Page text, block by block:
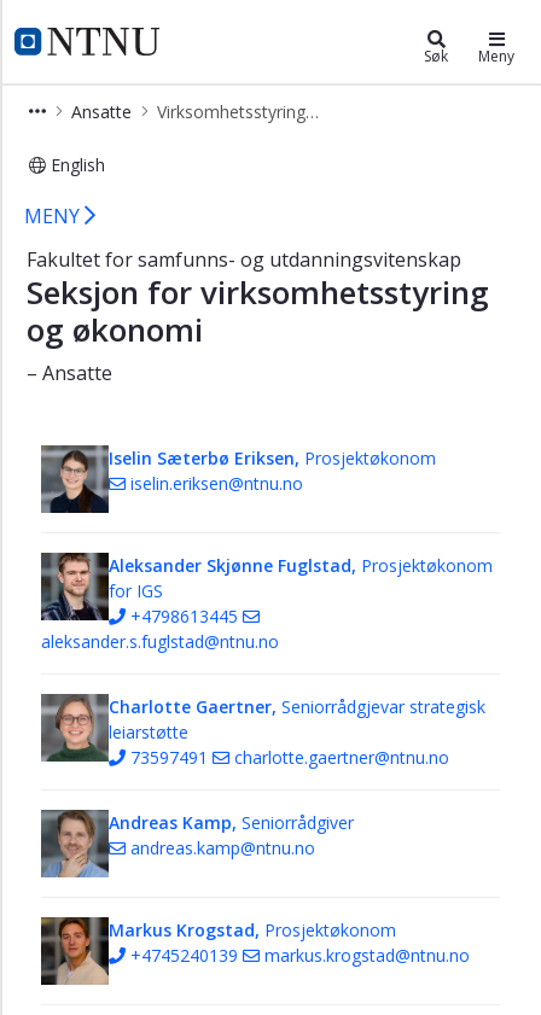
NTNU Hjemmeside
Fakultet for samfunns- og Søk Meny
Ansatte Virksomhetsstyring og økonomi
English
Ansatte i seksjon for
×
Alle
ansatte
Ledelse
seksjonen
Stab
kommunikasjon
Studieseksjonen
og
økonomi
MENY
Fakultet for samfunns- og utdanningsvitenskap
Seksjon for virksomhetsstyring
og økonomi
– Ansatte
Iselin Sæterbø Eriksen, Prosjektøkonom
iselin.eriksen@ntnu.no
Aleksander Skjønne Fuglstad, Prosjektøkonom
for IGS
+4798613445
aleksander.s.fuglstad@ntnu.no
Charlotte Gaertner, Seniorrådgjevar strategisk
leiarstøtte
73597491
charlotte.gaertner@ntnu.no
Andreas Kamp, Seniorrådgiver
andreas.kamp@ntnu.no
Markus Krogstad, Prosjektøkonom
+4745240139
markus.krogstad@ntnu.no